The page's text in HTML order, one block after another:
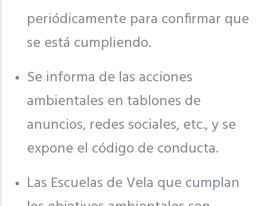
periódicamente para confirmar que
se está cumpliendo.
Se informa de las acciones
ambientales en tablones de
anuncios, redes sociales, etc., y se
expone el código de conducta.
Las Escuelas de Vela que cumplan